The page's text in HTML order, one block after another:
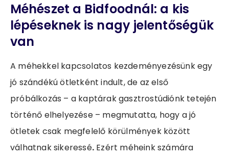
Méhészet a Bidfoodnál: a kis
lépéseknek is nagy jelentőségük
van
A méhekkel kapcsolatos kezdeményezésünk egy
jó szándékú ötletként indult, de az első
próbálkozás – a kaptárak gasztrostúdiónk tetején
történő elhelyezése – megmutatta, hogy a jó
ötletek csak megfelelő körülmények között
válhatnak sikeressé. Ezért méheink számára